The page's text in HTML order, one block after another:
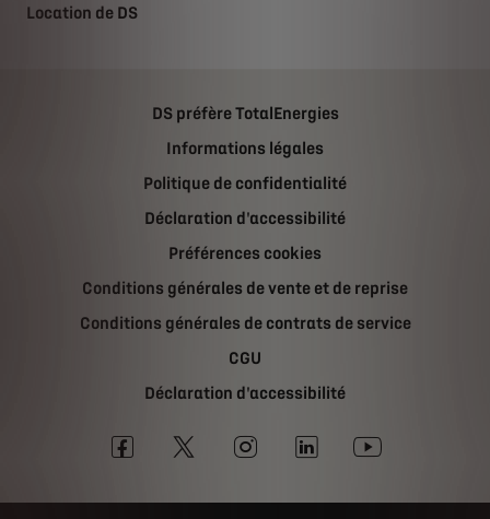
Location de DS
DS préfère TotalEnergies
Informations légales
Politique de confidentialité
Déclaration d'accessibilité
Préférences cookies
Conditions générales de vente et de reprise
Conditions générales de contrats de service
CGU
Déclaration d'accessibilité